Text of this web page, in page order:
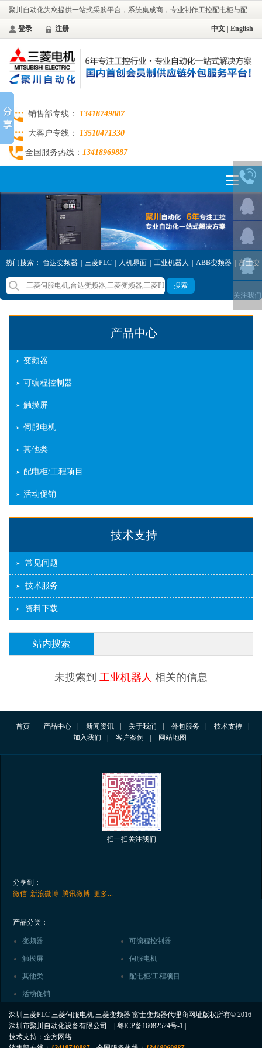
聚川自动化为您提供一站式采购平台，系统集成商，专业制作工控配电柜与配
电工程。
登录 注册 中文 English
销售部专线： 13418749887
大客户专线： 13510471330
全国服务热线： 13418969887
Toggle
navigation
热门搜索： 台达变频器 三菱PLC 人机界面 工业机器人 ABB变频器 富士变
频器 西门子变频器 | 三菱变频器 搜索
产品中心
变频器
可编程控制器
触摸屏
伺服电机
其他类
配电柜/工程项目
活动促销
技术支持
常见问题
技术服务
资料下载
站内搜索
未搜索到 工业机器人 相关的信息
首页 产品中心 新闻资讯 关于我们 外包服务 技术支持
加入我们
客户案例 网站地图
扫一扫关注我们
分享到：
微信 新浪微博 腾讯微博 更多...
产品分类：
变频器 可编程控制器
触摸屏 伺服电机
其他类 配电柜/工程项目
活动促销
深圳三菱PLC 三菱伺服电机 三菱变频器 富士变频器代理商网址版权所有© 2016
深圳市聚川自动化设备有限公司 | 粤ICP备16082524号-1
技术支持： 企方网络
关注我们